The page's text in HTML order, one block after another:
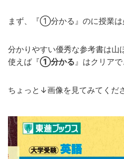
まず、『①分かる』のに授業は
分かりやすい優秀な参考書は山
使えば『①分かる』はクリアで
ちょっと↓画像を見てみてくだ